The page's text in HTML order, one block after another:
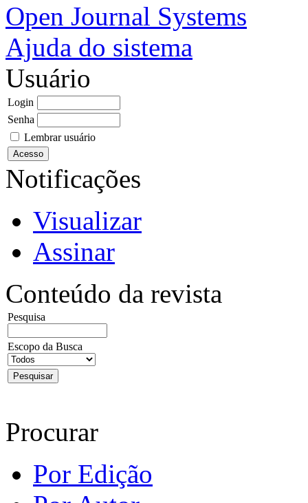
Open Journal Systems
Ajuda do sistema
Usuário
Login
Senha
Lembrar usuário
Notificações
Visualizar
Assinar
Conteúdo da revista
Pesquisa
Escopo da Busca
Procurar
Por Edição